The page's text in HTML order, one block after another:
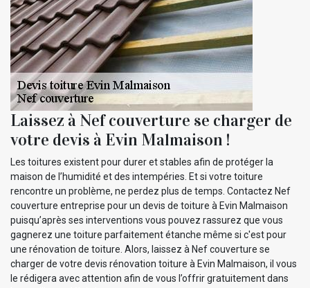
Laissez à Nef couverture se charger de
votre devis à Evin Malmaison !
Les toitures existent pour durer et stables afin de protéger la
maison de l’humidité et des intempéries. Et si votre toiture
rencontre un problème, ne perdez plus de temps. Contactez Nef
couverture entreprise pour un devis de toiture à Evin Malmaison
puisqu’après ses interventions vous pouvez rassurez que vous
gagnerez une toiture parfaitement étanche même si c'est pour
une rénovation de toiture. Alors, laissez à Nef couverture se
charger de votre devis rénovation toiture à Evin Malmaison, il vous
le rédigera avec attention afin de vous l’offrir gratuitement dans